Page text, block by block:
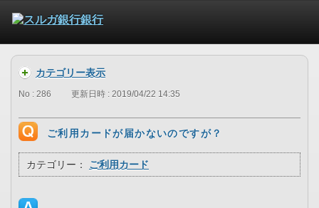
カテゴリー表示
No : 286 更新日時 : 2019/04/22 14:35
ご利用カードが届かないのですが？
カテゴリー： ご利用カード